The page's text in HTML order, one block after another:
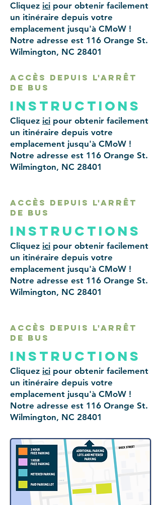
Cliquez ici pour obtenir facilement
un itinéraire depuis votre
emplacement jusqu'à CMoW !
Notre adresse est 116 Orange St.
Wilmington, NC 28401
accès depuis l'arrêt
de bus
instructions
Cliquez ici pour obtenir facilement
un itinéraire depuis votre
emplacement jusqu'à CMoW !
Notre adresse est 116 Orange St.
Wilmington, NC 28401
accès depuis l'arrêt
de bus
instructions
Cliquez ici pour obtenir facilement
un itinéraire depuis votre
emplacement jusqu'à CMoW !
Notre adresse est 116 Orange St.
Wilmington, NC 28401
accès depuis l'arrêt
de bus
instructions
Cliquez ici pour obtenir facilement
un itinéraire depuis votre
emplacement jusqu'à CMoW !
Notre adresse est 116 Orange St.
Wilmington, NC 28401